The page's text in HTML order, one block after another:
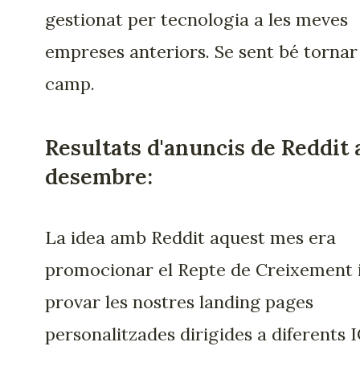
gestionat per tecnologia a les meves
empreses anteriors. Se sent bé
camp.
Resultats d'anuncis de Reddit
desembre:
La idea amb Reddit aquest mes era
promocionar el Repte de Creixement
provar les nostres landing pages
personalitzades dirigides a diferents